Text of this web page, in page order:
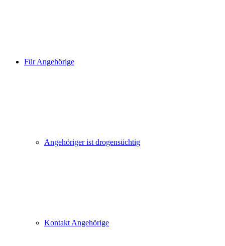
Für Angehörige
Angehöriger ist drogensüchtig
Kontakt Angehörige